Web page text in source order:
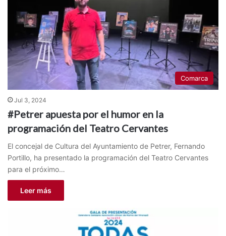
Comarca
Jul 3, 2024
#Petrer apuesta por el humor en la
programación del Teatro Cervantes
El concejal de Cultura del Ayuntamiento de Petrer, Fernando
Portillo, ha presentado la programación del Teatro Cervantes
para el próximo…
Leer más